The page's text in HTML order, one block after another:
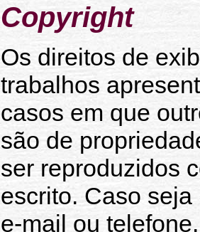
Copyright
Os direitos de
trabalhos
casos em que
são de
ser reproduzidos
escrito. Caso
e-mail ou telefone.